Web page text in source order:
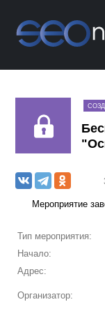
Мероприятие
Тип мероприятия:
Начало:
Адрес:
Организатор: